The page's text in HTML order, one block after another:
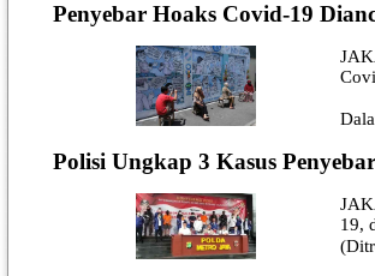
Penyebar Hoaks Covid-19
Polisi Ungkap 3 Kasus
19,